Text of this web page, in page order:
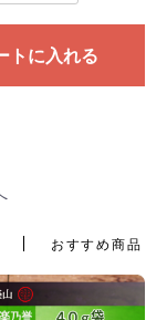
トに入れる
おすすめ商品